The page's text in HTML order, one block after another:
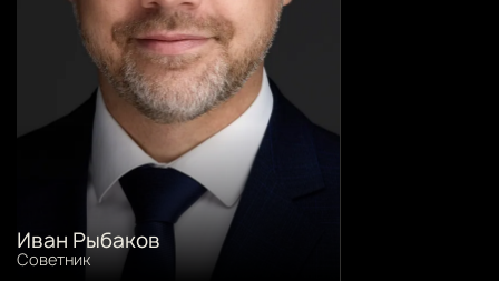
Иван Рыбаков
Советник